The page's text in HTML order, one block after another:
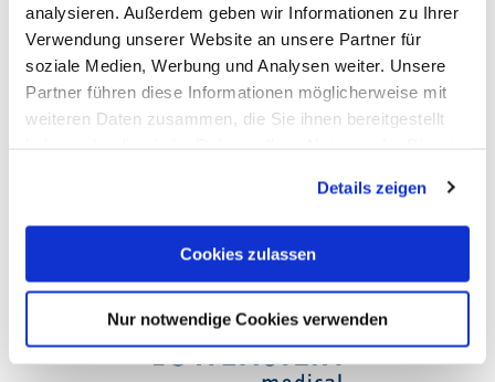
analysieren. Außerdem geben wir Informationen zu Ihrer
Verwendung unserer Website an unsere Partner für
soziale Medien, Werbung und Analysen weiter. Unsere
Partner führen diese Informationen möglicherweise mit
weiteren Daten zusammen, die Sie ihnen bereitgestellt
Cookies, wenn Sie unsere Webseite weiterhin nutzen.
Details zeigen
Cookies zulassen
Nur notwendige Cookies verwenden
Opening hours